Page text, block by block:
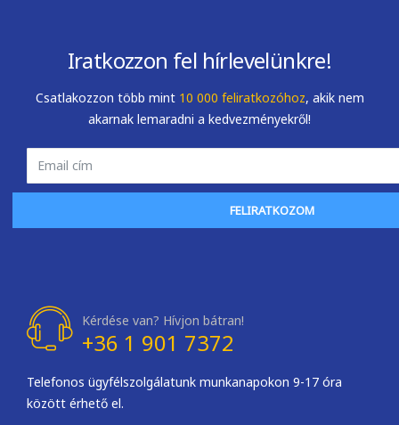
Iratkozzon fel hírlevelünkre!
Csatlakozzon több mint 10 000 feliratkozóhoz, akik nem
akarnak lemaradni a kedvezményekről!
FELIRATKOZOM
Kérdése van? Hívjon bátran!
+36 1 901 7372
Telefonos ügyfélszolgálatunk munkanapokon 9-17 óra
között érhető el.